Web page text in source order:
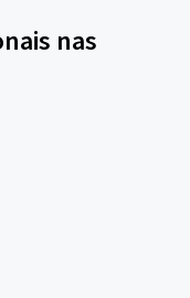
nas